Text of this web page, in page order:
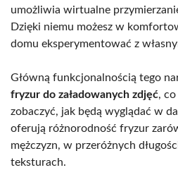
umożliwia wirtualne
Dzięki niemu możesz w
domu eksperymentować z
Główną funkcjonalnością tego
fryzur do załadowanych zdjęć,
zobaczyć, jak będą wyglądać w
oferują różnorodność fryzur
mężczyzn, w przeróżnych
teksturach.